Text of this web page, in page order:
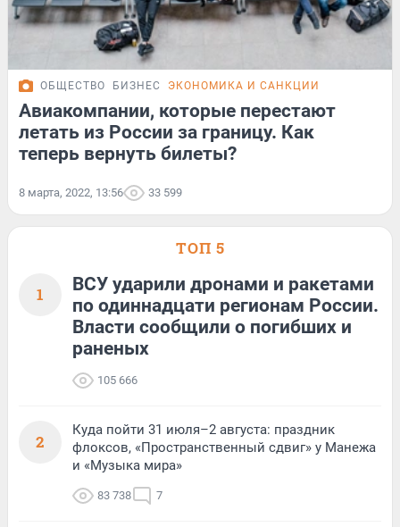
ОБЩЕСТВО БИЗНЕС ЭКОНОМИКА И САНКЦИИ
Авиакомпании, которые перестают
летать из России за границу. Как
теперь вернуть билеты?
8 марта, 2022, 13:56 33 599
ТОП 5
1
ВСУ ударили дронами и ракетами
по одиннадцати регионам России.
Власти сообщили о погибших и
раненых
105 666
2
Куда пойти 31 июля–2 августа: праздник
флоксов, «Пространственный сдвиг» у Манежа
и «Музыка мира»
83 738 7